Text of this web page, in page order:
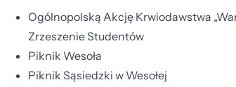
Ogólnopolską Akcję Krwiodawstwa
Zrzeszenie Studentów
Piknik Wesoła
Piknik Sąsiedzki w Wesołej